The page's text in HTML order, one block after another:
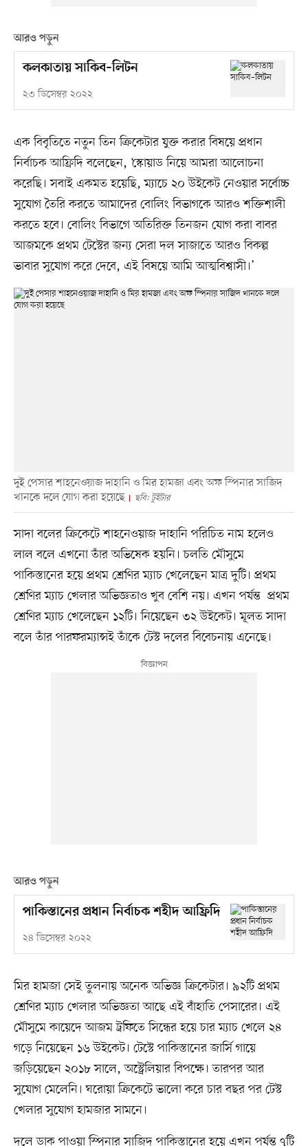
আরও পড়ুন
কলকাতায় সাকিব–লিটন
২৩ ডিসেম্বর ২০২২
এক বিবৃতিতে নতুন তিন ক্রিকেটার যুক্ত করার বিষয়ে প্রধান
নির্বাচক আফ্রিদি বলেছেন, ‘স্কোয়াড নিয়ে আমরা আলোচনা
করেছি। সবাই একমত হয়েছি, ম্যাচে ২০ উইকেট নেওয়ার সর্বোচ্চ
সুযোগ তৈরি করতে আমাদের বোলিং বিভাগকে আরও শক্তিশালী
করতে হবে। বোলিং বিভাগে অতিরিক্ত তিনজন যোগ করা বাবর
আজমকে প্রথম টেস্টের জন্য সেরা দল সাজাতে আরও বিকল্প
ভাবার সুযোগ করে দেবে, এই বিষয়ে আমি আত্মবিশ্বাসী।’
দুই পেসার শাহনেওয়াজ দাহানি ও মির হামজা এবং অফ স্পিনার সাজিদ
খানকে দলে যোগ করা হয়েছে
ছবি: টুইটার
সাদা বলের ক্রিকেটে শাহনেওয়াজ দাহানি পরিচিত নাম হলেও
লাল বলে এখনো তাঁর অভিষেক হয়নি। চলতি মৌসুমে
পাকিস্তানের হয়ে প্রথম শ্রেণির ম্যাচ খেলেছেন মাত্র দুটি। প্রথম
শ্রেণির ম্যাচ খেলার অভিজ্ঞতাও খুব বেশি নয়। এখন পর্যন্ত প্রথম
শ্রেণির ম্যাচ খেলেছেন ১২টি। নিয়েছেন ৩২ উইকেট। মূলত সাদা
বলে তাঁর পারফরম্যান্সই তাঁকে টেস্ট দলের বিবেচনায় এনেছে।
আরও পড়ুন
পাকিস্তানের প্রধান নির্বাচক শহীদ আফ্রিদি
২৪ ডিসেম্বর ২০২২
মির হামজা সেই তুলনায় অনেক অভিজ্ঞ ক্রিকেটার। ৯২টি প্রথম
শ্রেণির ম্যাচ খেলার অভিজ্ঞতা আছে এই বাঁহাতি পেসারের। এই
মৌসুমে কায়েদে আজম ট্রফিতে সিন্ধের হয়ে চার ম্যাচ খেলে ২৪
গড়ে নিয়েছেন ১৬ উইকেট। টেস্টে পাকিস্তানের জার্সি গায়ে
জড়িয়েছেন ২০১৮ সালে, অস্ট্রেলিয়ার বিপক্ষে। তারপর আর
সুযোগ মেলেনি। ঘরোয়া ক্রিকেটে ভালো করে চার বছর পর টেস্ট
খেলার সুযোগ হামজার সামনে।
দলে ডাক পাওয়া স্পিনার সাজিদ পাকিস্তানের হয়ে এখন পর্যন্ত ৭টি